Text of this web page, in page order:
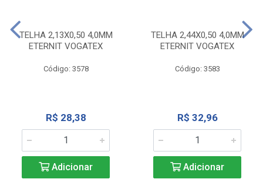
TELHA 2,13X0,50 4,0MM
ETERNIT VOGATEX
Código: 3578
R$ 28,38
Adicionar
TELHA 2,44X0,50 4,0MM
ETERNIT VOGATEX
Código: 3583
R$ 32,96
Adicionar